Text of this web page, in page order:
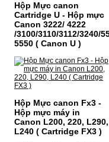
Hộp Mực canon
Cartridge U - Hộp mực
Canon 3222/ 4222
/3100/3110/3112/3240/
5550 ( Canon U )
Hộp Mực canon Fx3 -
Hộp mực máy in
Canon L200, 220, L290,
L240 ( Cartridge FX3 )